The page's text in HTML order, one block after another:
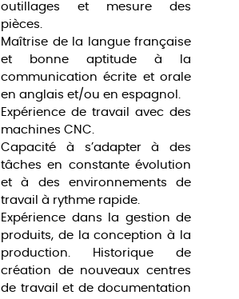
outillages et mesure des
pièces.
Maîtrise de la langue française
et bonne aptitude à la
communication écrite et orale
en anglais et/ou en espagnol.
Expérience de travail avec des
machines CNC.
Capacité à s’adapter à des
tâches en constante évolution
et à des environnements de
travail à rythme rapide.
Expérience dans la gestion de
produits, de la conception à la
production. Historique de
création de nouveaux centres
de travail et de documentation